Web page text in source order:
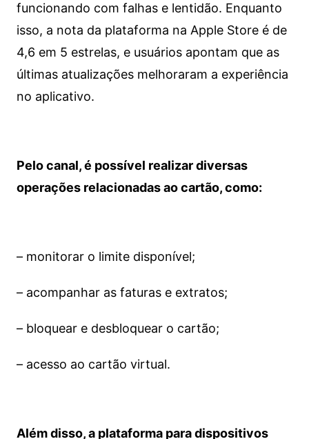
funcionando com falhas e lentidão. Enquanto
isso, a nota da plataforma na Apple Store é de
4,6 em 5 estrelas, e usuários apontam que as
últimas atualizações melhoraram a experiência
no aplicativo.
Pelo canal, é possível realizar diversas
operações relacionadas ao cartão, como:
– monitorar o limite disponível;
– acompanhar as faturas e extratos;
– bloquear e desbloquear o cartão;
– acesso ao cartão virtual.
Além disso, a plataforma para dispositivos